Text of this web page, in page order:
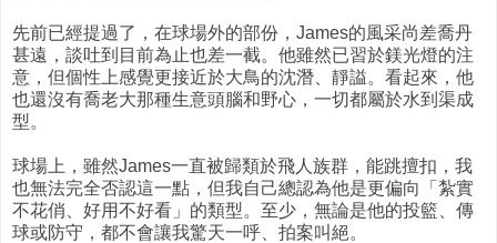
先前已經提過了，在球場外的部份，James的風采尚差喬丹
甚遠，談吐到目前為止也差一截。他雖然已習於鎂光燈的注
意，但個性上感覺更接近於大鳥的沈潛、靜謚。看起來，他
也還沒有喬老大那種生意頭腦和野心，一切都屬於水到渠成
型。
球場上，雖然James一直被歸類於飛人族群，能跳擅扣，我
也無法完全否認這一點，但我自己總認為他是更偏向「紮實
不花俏、好用不好看」的類型。至少，無論是他的投籃、傳
球或防守，都不會讓我驚天一呼、拍案叫絕。